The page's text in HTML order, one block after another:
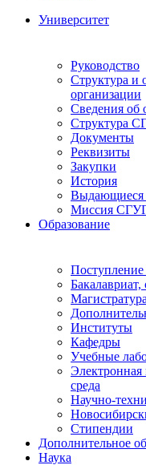
Университет
Руководство
Структура и
организации
Сведения об
Структура
Документы
Реквизиты
Закупки
История
Выдающиеся
Миссия
Образование
Поступление
Бакалавриат,
Магистратура
Институты
Кафедры
Учебные
Электронная
среда
Научно-
Стипендии
Дополнительное
Наука